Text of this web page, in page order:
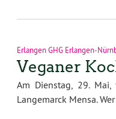
Erlangen GHG Erlangen-
Veganer
Am Dienstag, 29.
Langemarck Mensa.